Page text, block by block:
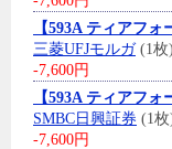
【593A ティアフォ
三菱UFJモルガ(1枚)
-7,600円
【593A ティアフォ
SMBC日興証券 (1枚
-7,600円